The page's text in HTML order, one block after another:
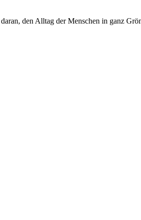
den Alltag der Menschen in ganz